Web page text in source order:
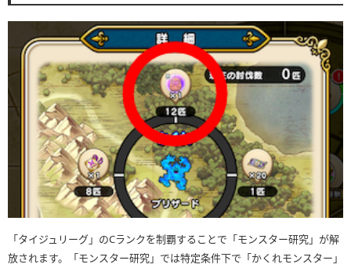
「タイジュリーグ」のCランクを制覇することで「モンスター研究」が解
放されます。「モンスター研究」では特定条件下で「かくれモンスター」